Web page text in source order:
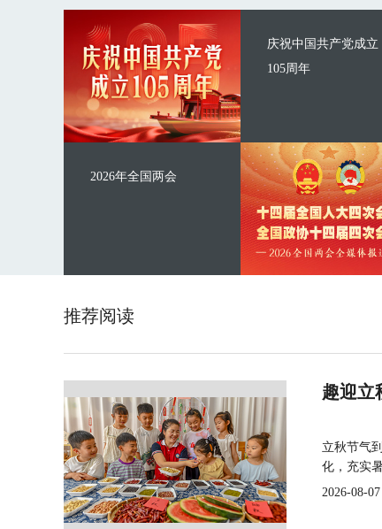
庆祝中国共产党成立
105周年
2026年全国两会
推荐阅读
趣迎立
立秋节气
化，充实
2026-08-